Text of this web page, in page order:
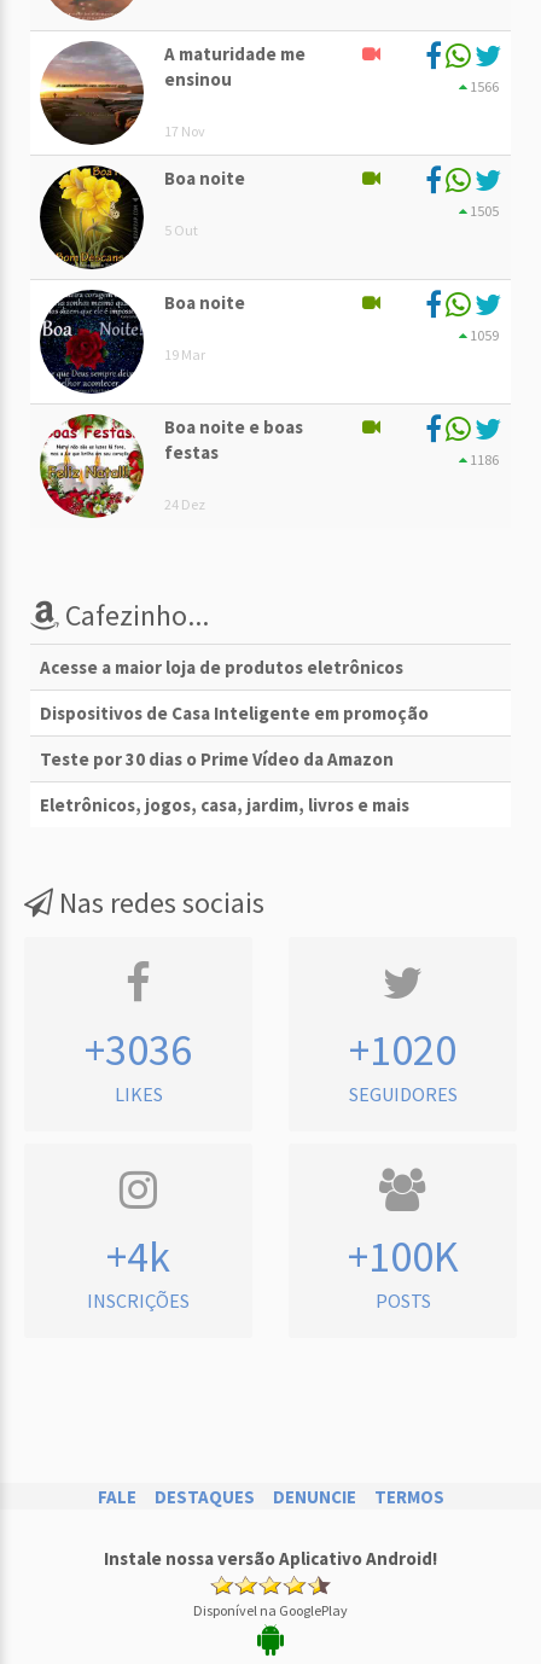
A maturidade me
ensinou
17 Nov
1566
Boa noite
5 Out
1505
Boa noite
19 Mar
1059
Boa noite e boas
festas
24 Dez
1186
Cafezinho...
Acesse a maior loja de produtos eletrônicos
Dispositivos de Casa Inteligente em promoção
Teste por 30 dias o Prime Vídeo da Amazon
Eletrônicos, jogos, casa, jardim, livros e mais
Nas redes sociais
+3036
LIKES
+1020
SEGUIDORES
+4k
INSCRIÇÕES
+100K
POSTS
FALE DESTAQUES DENUNCIE TERMOS
Instale nossa versão Aplicativo Android!
Disponível na GooglePlay